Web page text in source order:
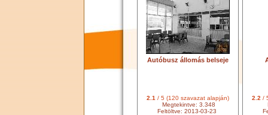
Autóbusz állomás belseje
2.1 / 5 (120 szavazat alapján)
Megtekintve: 3.348
Feltöltve: 2013-03-23
2.2 /